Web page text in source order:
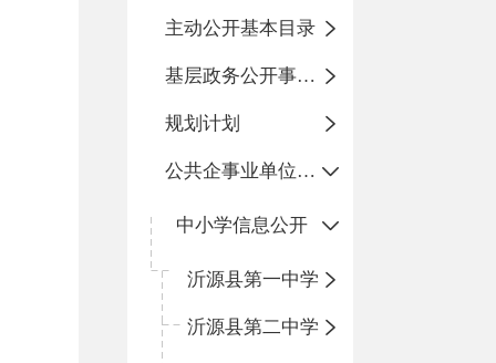
主动公开基本目录
基层政务公开事项标准目录
规划计划
公共企事业单位信息公开
中小学信息公开
沂源县第一中学
沂源县第二中学